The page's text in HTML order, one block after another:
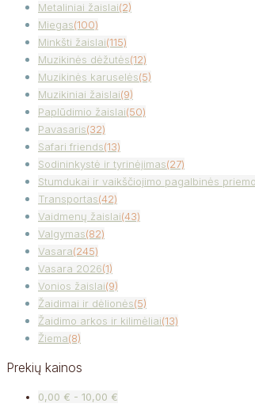
Metaliniai žaislai(2)
Miegas(100)
Minkšti žaislai(115)
Muzikinės dėžutės(12)
Muzikinės karuselės(5)
Muzikiniai žaislai(9)
Paplūdimio žaislai(50)
Pavasaris(32)
Safari friends(13)
Sodininkystė ir tyrinėjimas(27)
Stumdukai ir vaikščiojimo pagalbinės
Transportas(42)
Vaidmenų žaislai(43)
Valgymas(82)
Vasara(245)
Vasara 2026(1)
Vonios žaislai(9)
Žaidimai ir dėlionės(5)
Žaidimo arkos ir kilimėliai(13)
Žiema(8)
Prekių kainos
0,00 € - 10,00 €